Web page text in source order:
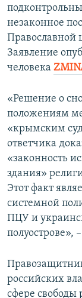
незаконное
Православной
Заявление
человека
«Решение о
положениям
«крымским
ответчика
«законность
здания»
Этот факт
системной
ПЦУ и
полуострове»,
российских
сфере свободы